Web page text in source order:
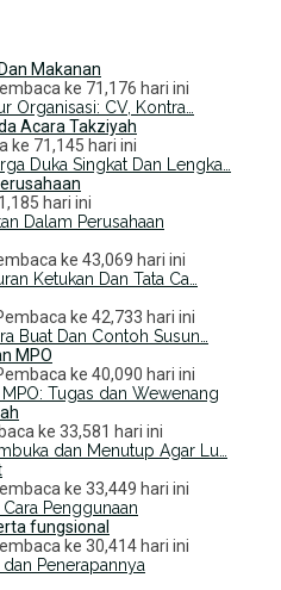
ke 71,176 hari ini
Organisasi: CV, Kontra…
ke 71,145 hari ini
Duka Singkat Dan Lengka…
hari ini
Dalam Perusahaan
ke 43,069 hari ini
Ketukan Dan Tata Ca…
ke 42,733 hari ini
Buat Dan Contoh Susun…
ke 40,090 hari ini
Tugas dan Wewenang
ke 33,581 hari ini
dan Menutup Agar Lu…
ke 33,449 hari ini
Penggunaan
ke 30,414 hari ini
Penerapannya